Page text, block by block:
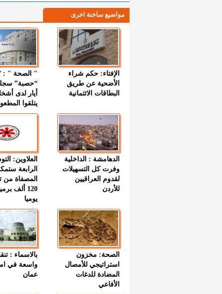
مواضيع ساخنة اخرى
الإفتاء: حكم شراء
الأضحية عن طريق
البطاقات الائتمانية
“حصبة”
أيار لدى
يتلقوا
الدهامشة : الداخلية
وفرت كل التسهيلات
لقدوم العراقيين
للأردن
العلاوين:
الرابعة
المصفاة من
120 ألف
يوميا
الصحة: مخزون
استراتيجي للأمصال
المضادة للدغات
الأفاعي
بالاسماء :
واسعة في
عمان